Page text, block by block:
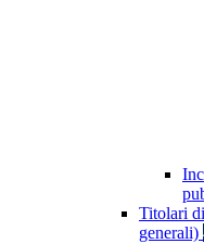
Titolari
generali)